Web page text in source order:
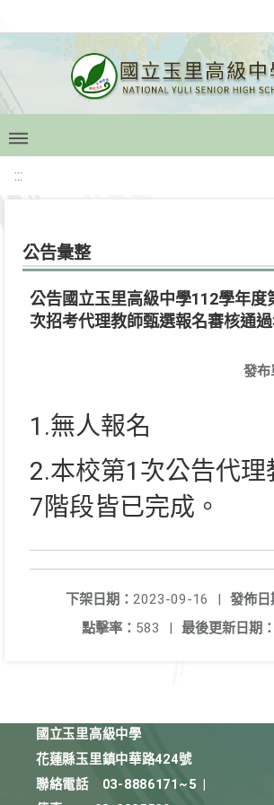
:::
公告彙整
公告國立玉里高級中學112學年度
次招考代理教師甄選報名審核通
發布
1.無人報名
2.本校第1次公告代理
7階段皆已完成。
發佈日
下架日期： 2023-09-16
|
最後更新日期：
點擊率： 583 |
國立玉里高級中學
花蓮縣玉里鎮中華路424號
聯絡電話
03-8886171~5